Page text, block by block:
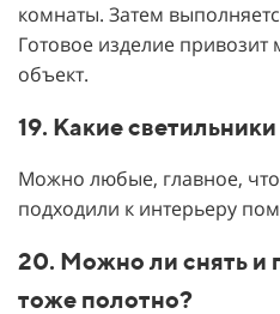
комнаты. Затем
Готовое изделие
объект.
19. Какие
Можно любые, главное,
подходили к интерьеру
20. Можно ли снять и
тоже полотно?